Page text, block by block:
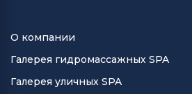
О компании
Галерея гидромассажных SPA
Галерея уличных SPA